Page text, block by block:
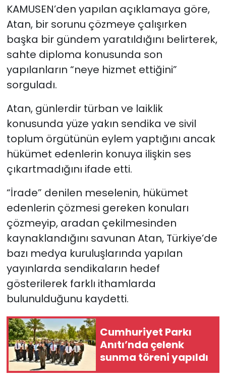
KAMUSEN’den yapılan açıklamaya göre,
Atan, bir sorunu çözmeye çalışırken
başka bir gündem yaratıldığını belirterek,
sahte diploma konusunda son
yapılanların “neye hizmet ettiğini”
sorguladı.
Atan, günlerdir türban ve laiklik
konusunda yüze yakın sendika ve sivil
toplum örgütünün eylem yaptığını ancak
hükümet edenlerin konuya ilişkin ses
çıkartmadığını ifade etti.
“İrade” denilen meselenin, hükümet
edenlerin çözmesi gereken konuları
çözmeyip, aradan çekilmesinden
kaynaklandığını savunan Atan, Türkiye’de
bazı medya kuruluşlarında yapılan
yayınlarda sendikaların hedef
gösterilerek farklı ithamlarda
bulunulduğunu kaydetti.
Cumhuriyet Parkı
Anıtı’nda çelenk
sunma töreni yapıldı
Video Galeri
YAŞAM
Yazarlar